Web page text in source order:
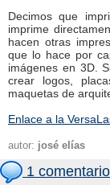
Decimos que
imprime
hacen otras
que lo hace por
imágenes en 3D.
crear logos,
maquetas de
Enlace a la
autor: josé elías
1 comentario